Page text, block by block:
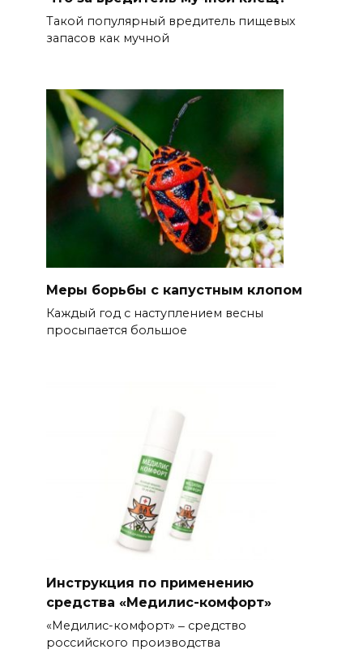
Такой популярный вредитель пищевых
запасов как мучной
Меры борьбы с капустным клопом
Каждый год с наступлением весны
просыпается большое
Инструкция по применению
средства «Медилис-комфорт»
«Медилис-комфорт» ‒ средство
российского производства